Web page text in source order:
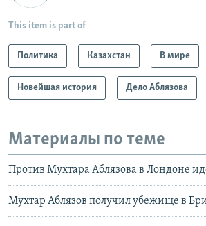
This item is part of
Политика Казахстан В мире
Новейшая история Дело Аблязова
Материалы по теме
Против Мухтара Аблязова в Лондоне
Мухтар Аблязов получил убежище в